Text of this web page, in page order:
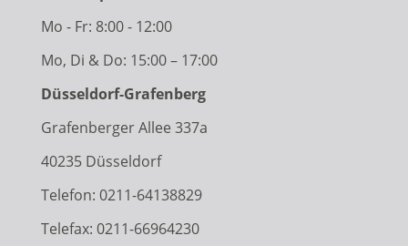
Mo - Fr: 8:00 - 12:00
Mo, Di & Do: 15:00 – 17:00
Düsseldorf-Grafenberg
Grafenberger Allee 337a
40235 Düsseldorf
Telefon: 0211-64138829
Telefax: 0211-66964230